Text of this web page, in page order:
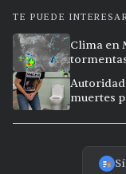
TE PUEDE
Clima en
muertes